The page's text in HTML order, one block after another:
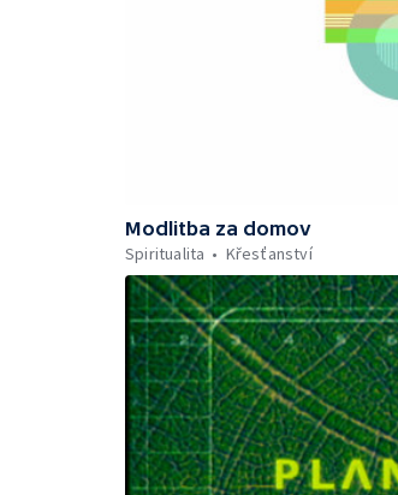
Modlitba za domov
Spiritualita
Křesťanství